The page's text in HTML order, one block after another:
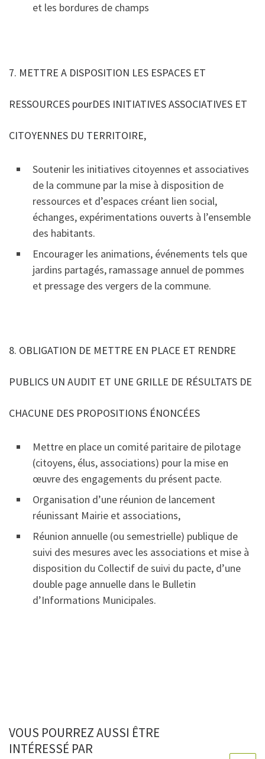
et les bordures de champs
7. METTRE A DISPOSITION LES ESPACES ET
RESSOURCES pourDES INITIATIVES ASSOCIATIVES ET
CITOYENNES DU TERRITOIRE,
Soutenir les initiatives citoyennes et associatives
de la commune par la mise à disposition de
ressources et d’espaces créant lien social,
échanges, expérimentations ouverts à l’ensemble
des habitants.
Encourager les animations, événements tels que
jardins partagés, ramassage annuel de pommes
et pressage des vergers de la commune.
8. OBLIGATION DE METTRE EN PLACE ET RENDRE
PUBLICS UN AUDIT ET UNE GRILLE DE RÉSULTATS DE
CHACUNE DES PROPOSITIONS ÉNONCÉES
Mettre en place un comité paritaire de pilotage
(citoyens, élus, associations) pour la mise en
œuvre des engagements du présent pacte.
Organisation d’une réunion de lancement
réunissant Mairie et associations,
Réunion annuelle (ou semestrielle) publique de
suivi des mesures avec les associations et mise à
disposition du Collectif de suivi du pacte, d’une
double page annuelle dans le Bulletin
d’Informations Municipales.
VOUS POURREZ AUSSI ÊTRE
INTÉRESSÉ PAR